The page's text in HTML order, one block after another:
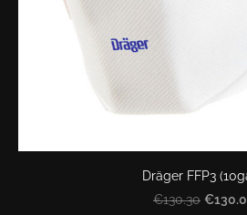
Dräger FFP3
€130.30